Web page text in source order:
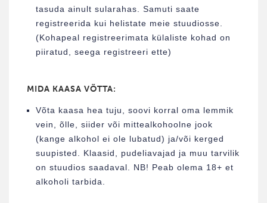
tasuda ainult sularahas. Samuti saate
registreerida kui helistate meie stuudiosse.
(Kohapeal registreerimata külaliste kohad on
piiratud, seega registreeri ette)
MIDA KAASA VÕTTA:
Võta kaasa hea tuju, soovi korral oma lemmik
vein, õlle, siider või mittealkohoolne jook
(kange alkohol ei ole lubatud) ja/või kerged
suupisted. Klaasid, pudeliavajad ja muu tarvilik
on stuudios saadaval. NB! Peab olema 18+ et
alkoholi tarbida.